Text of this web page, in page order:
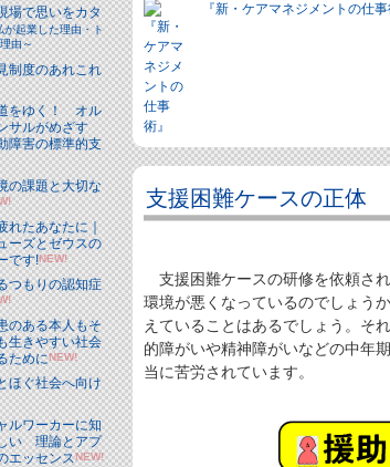
場で思いをカタ
が起業した理由・ト
由～
制度のあれこれ
をゆく！ オル
サルがめざす
障害の標準的支
の課題と大切な
れたあなたに｜
ーズとゼウスの
です!NEW!
つもりの認知症
のある本人もそ
生きやすい社会
ためにNEW!
ほぐ社会へ向け
ルワーカーに知
い 理論とアプ
エッセンスNEW!
『新・ケアマネジメントの仕事
支援困難ケースの正体
支援困難ケースの研修を依頼さ
環境が悪くなっているのでしょう
えていることはあるでしょう。そ
的障がいや精神障がいなどの中年
当に苦労されています。